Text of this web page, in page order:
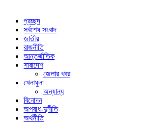
প্রচ্ছদ
সর্বশেষ সংবাদ
জাতীয়
রাজনীতি
আন্তর্জাতিক
সারাদেশ
জেলার খবর
খেলাধুলা
অন্যান্য
বিনোদন
অপরাধ-দুর্নীতি
অর্থনীতি